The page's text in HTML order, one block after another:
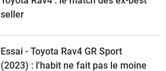
seller
Essai - Toyota Rav4 GR Sport
(2023) : l'habit ne fait pas le moine